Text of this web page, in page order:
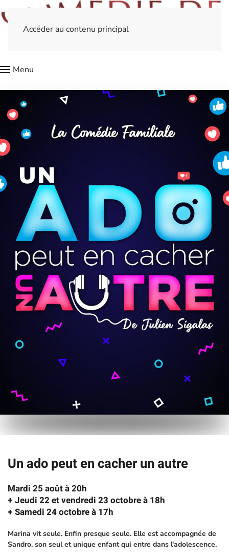
Accéder au contenu principal
Menu
Un ado peut en cacher un autre
Mardi 25 août à 20h
+ Jeudi 22 et vendredi 23 octobre à 18h
+ Samedi 24 octobre à 17h
Marina vit seule. Enfin presque seule. Elle est accompagnée de
Sandro, son seul et unique enfant qui entre dans l'adolescence.